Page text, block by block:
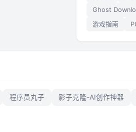
Ghost
游戏指南
程序员丸子 影子克隆-AI创作神器